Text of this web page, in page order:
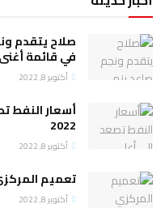
صلاح يتقدم
في قائمة أغنى
أكتوبر 8, 2022
2022
أكتوبر 8, 2022
تعميم
أكتوبر 8, 2022